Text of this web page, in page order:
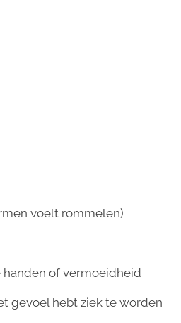
voelt rommelen)
handen of vermoeidheid
gevoel hebt ziek te worden